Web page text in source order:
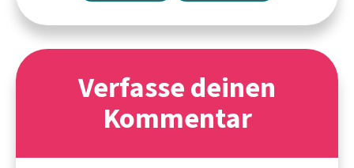
Verfasse deinen
Kommentar